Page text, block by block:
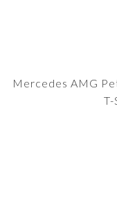
Mercedes AMG